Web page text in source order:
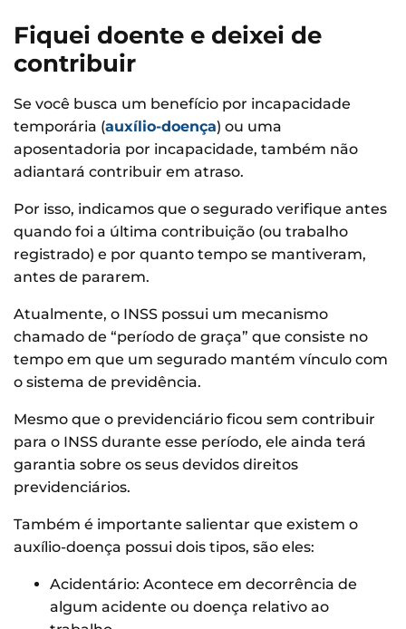
Fiquei doente e deixei de
contribuir
Se você busca um benefício por incapacidade
temporária (auxílio-doença) ou uma
aposentadoria por incapacidade, também não
adiantará contribuir em atraso.
Por isso, indicamos que o segurado verifique antes
quando foi a última contribuição (ou trabalho
registrado) e por quanto tempo se mantiveram,
antes de pararem.
Atualmente, o INSS possui um mecanismo
chamado de “período de graça” que consiste no
tempo em que um segurado mantém vínculo com
o sistema de previdência.
Mesmo que o previdenciário ficou sem contribuir
para o INSS durante esse período, ele ainda terá
garantia sobre os seus devidos direitos
previdenciários.
Também é importante salientar que existem o
auxílio-doença possui dois tipos, são eles:
Acidentário: Acontece em decorrência de
algum acidente ou doença relativo ao